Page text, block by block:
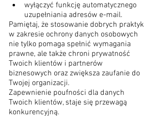
wyłączyć funkcję automatycznego
uzupełniania adresów e-mail.
Pamiętaj, że stosowanie dobrych praktyk
w zakresie ochrony danych osobowych
nie tylko pomaga spełnić wymagania
prawne, ale także chroni prywatność
Twoich klientów i partnerów
biznesowych oraz zwiększa zaufanie do
Twojej organizacji.
Zapewnienie poufności dla danych
Twoich klientów, staje się przewagą
konkurencyjną.